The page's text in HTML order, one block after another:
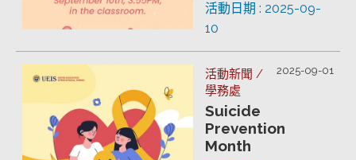
活動日期 : 2025-09-
10
2025-09-01
活動新聞 /
學務處
Suicide
Prevention
Month